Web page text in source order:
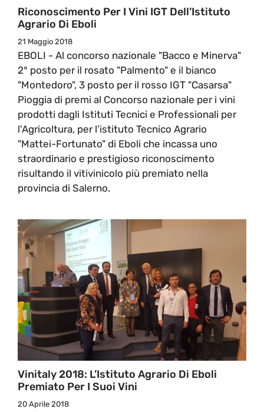
Riconoscimento Per I Vini IGT Dell’Istituto
Agrario Di Eboli
21 Maggio 2018
EBOLI - Al concorso nazionale "Bacco e Minerva"
2° posto per il rosato "Palmento" e il bianco
"Montedoro", 3 posto per il rosso IGT "Casarsa"
Pioggia di premi al Concorso nazionale per i vini
prodotti dagli Istituti Tecnici e Professionali per
l'Agricoltura, per l’istituto Tecnico Agrario
"Mattei-Fortunato" di Eboli che incassa uno
straordinario e prestigioso riconoscimento
risultando il vitivinicolo più premiato nella
provincia di Salerno.
Vinitaly 2018: L’Istituto Agrario Di Eboli
Premiato Per I Suoi Vini
20 Aprile 2018